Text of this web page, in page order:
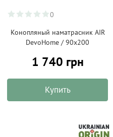
0
Конопляный наматрасник AIR
DevoHome / 90х200
1 740 грн
Купить